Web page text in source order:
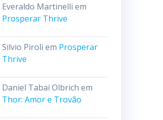
Everaldo Martinelli em
Prosperar Thrive
Silvio Piroli em Prosperar
Thrive
Daniel Tabai Olbrich em
Thor: Amor e Trovão